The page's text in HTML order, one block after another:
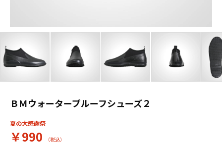
ＢＭウォータープルーフシューズ２
夏の大感謝祭
￥990